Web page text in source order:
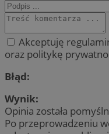
Akceptuję
oraz politykę
Błąd:
Wynik:
Opinia została
Po przeprowadzeniu